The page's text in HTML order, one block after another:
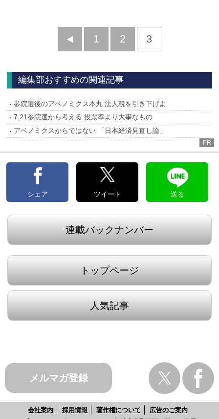
前
1 2 3
編集部おすすめの関連記事
参院選後のアベノミクス本丸 法人税を引き下げよ
7.21参院選から考える 投票率より大事なもの
アベノミクスからではない 「日本経済見直し論」
PR
シェア ツイート 送る
連載バックナンバー
トップページ
人気記事
メルマガ登録
会社案内 採用情報 著作権について
広告のご案内